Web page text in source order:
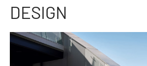
DESIGN